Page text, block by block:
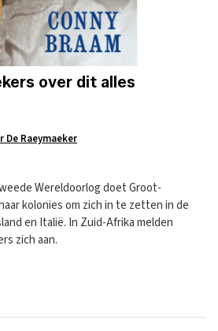
over dit alles
De Raeymaeker
Wereldoorlog doet Groot-
kolonies om zich in te zetten in de
en Italië. In Zuid-Afrika melden
zich aan.